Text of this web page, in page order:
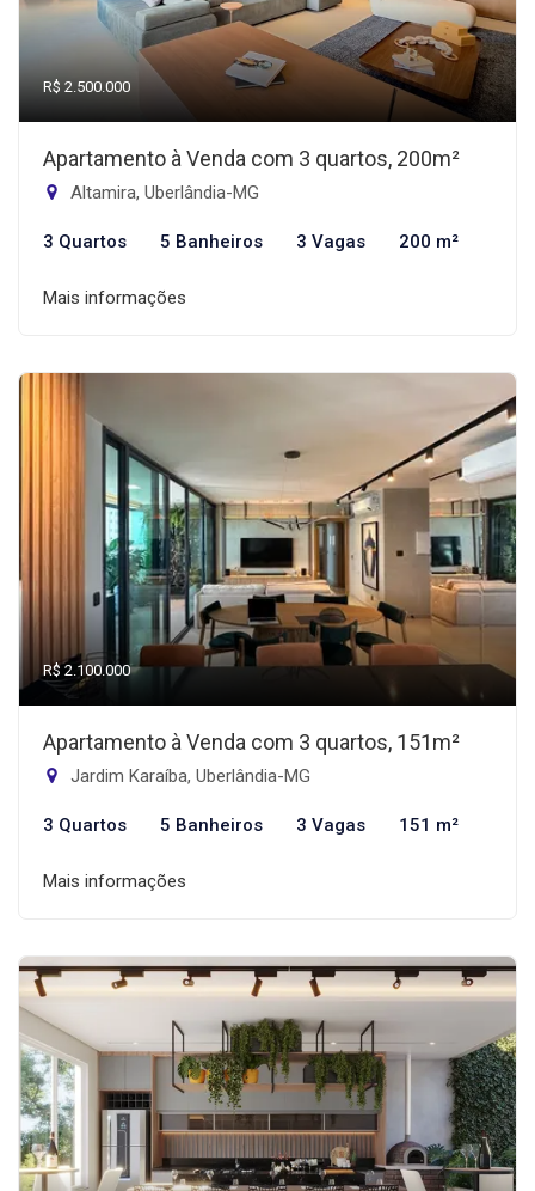
R$ 2.500.000
Apartamento à Venda com 3 quartos, 200m²
Altamira, Uberlândia-MG
3 Quartos 5 Banheiros 3 Vagas 200 m²
Mais informações
R$ 2.100.000
Apartamento à Venda com 3 quartos, 151m²
Jardim Karaíba, Uberlândia-MG
3 Quartos 5 Banheiros 3 Vagas 151 m²
Mais informações